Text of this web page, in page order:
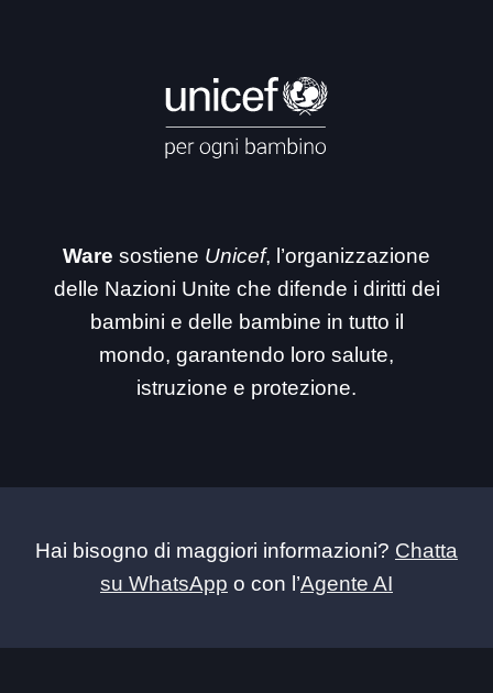
Ware sostiene Unicef, l’organizzazione
delle Nazioni Unite che difende i diritti dei
bambini e delle bambine in tutto il
mondo, garantendo loro salute,
istruzione e protezione.
Hai bisogno di maggiori informazioni? Chatta
su WhatsApp o con l’Agente AI